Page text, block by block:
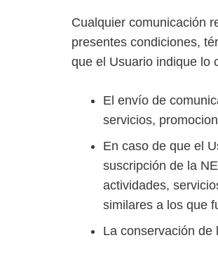
Cualquier comunicación
presentes condiciones,
que el Usuario indique lo
El envío de
servicios,
En caso de que el
suscripción de la
actividades,
similares a los que
La conservación de